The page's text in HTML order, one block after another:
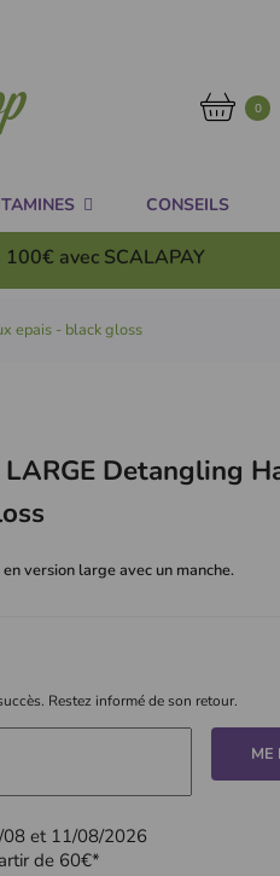
0
CONSEILS
100€ avec SCALAPAY
epais - black gloss
Detangling
version large avec un manche.
Restez informé de son retour.
ME
et 11/08/2026
de 60€*